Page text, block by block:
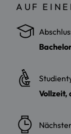
AUF
Vollzeit,